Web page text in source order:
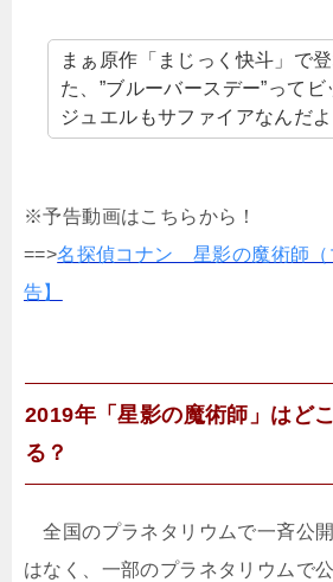
まぁ原作「まじっく快斗」で
た、”ブルーバースデー”ってビ
ジュエルもサファイアなんだよ
※予告動画はこちらから！
==>名探偵コナン 星影の魔術師（
告】
2019年「星影の魔術師」はど
る？
全国のプラネタリウムで一斉公
はなく、一部のプラネタリウムで